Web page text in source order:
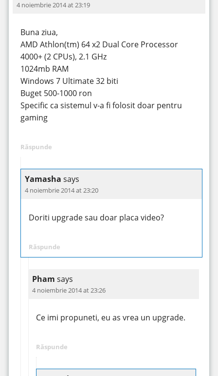
4 noiembrie 2014 at 23:19
Buna ziua,
AMD Athlon(tm) 64 x2 Dual Core Processor
4000+ (2 CPUs), 2.1 GHz
1024mb RAM
Windows 7 Ultimate 32 biti
Buget 500-1000 ron
Specific ca sistemul v-a fi folosit doar pentru
gaming
Răspunde
Yamasha says
4 noiembrie 2014 at 23:20
Doriti upgrade sau doar placa video?
Răspunde
Pham says
4 noiembrie 2014 at 23:26
Ce imi propuneti, eu as vrea un upgrade.
Răspunde